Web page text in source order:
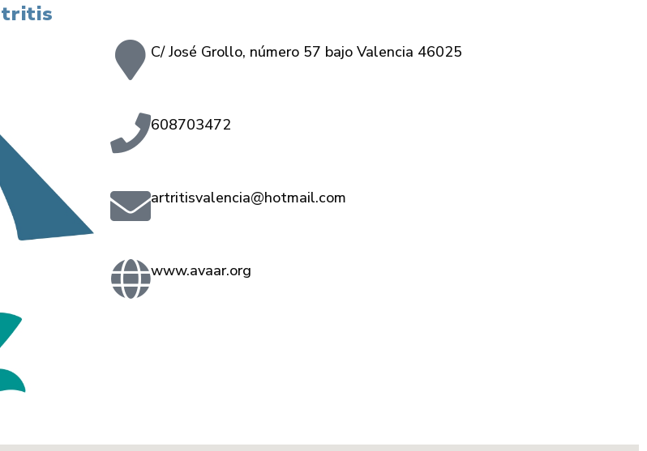
C/ José Grollo, número 57 bajo Valencia 46025
608703472
artritisvalencia@hotmail.com
www.avaar.org